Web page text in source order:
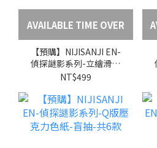
AVAILABLE TIME OVER
【預購】NIJISANJI EN-
偵探謎影系列-立繪滑鼠
墊-全體款
NT$499